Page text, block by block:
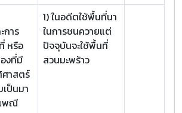
การ
หรือ
งที่มี
าสตร์
เป็นมา
พณี
1) ในอดีตใช้พื้นที่นา
ในการชนควายแต่
ปัจจุบันจะใช้พื้นที่
สวนมะพร้าว